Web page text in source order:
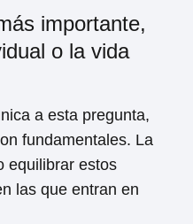
importante,
o la vida
a esta pregunta,
fundamentales. La
equilibrar estos
las que entran en